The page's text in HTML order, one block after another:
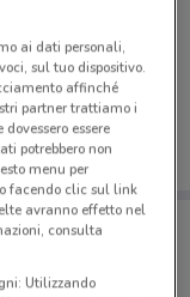
te!
negozi vicino a te,
comodamente
ai dati personali,
sul tuo dispositivo.
affinché
partner trattiamo i
essere
potrebbero non
menu per
facendo clic sul link
avranno effetto nel
consulta
Utilizzando